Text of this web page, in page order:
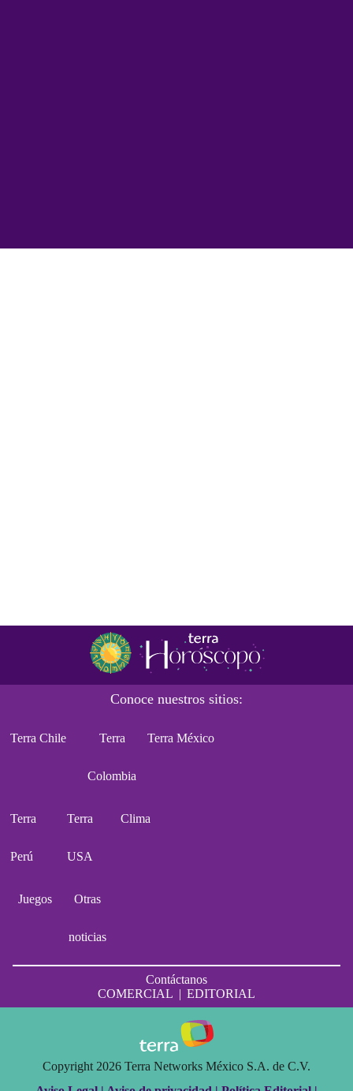
Conoce nuestros sitios:
Terra Chile Terra
Colombia
Terra México
Terra
Perú
Terra
USA
Clima
Juegos Otras
noticias
Contáctanos
COMERCIAL | EDITORIAL
Copyright 2026 Terra Networks México S.A. de C.V.